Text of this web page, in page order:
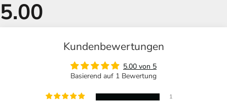
Kundenbewertungen
5.00 von 5
Basierend auf 1 Bewertung
1